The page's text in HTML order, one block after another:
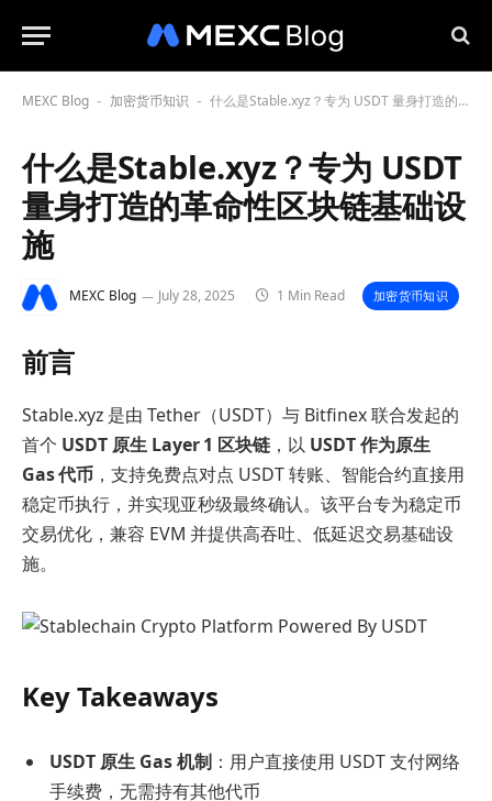
MEXC Blog - 加密货币知识 - 什么是Stable.xyz？专为 USDT 量身打造的革命性区块链基础设施
什么是Stable.xyz？专为 USDT
量身打造的革命性区块链基础设
施
MEXC Blog July 28, 2025 1 Min Read 加密货币知识
前言
Stable.xyz 是由 Tether（USDT）与 Bitfinex 联合发起的
首个 USDT 原生 Layer 1 区块链 ，以 USDT 作为原生
Gas 代币 ，支持免费点对点 USDT 转账、智能合约直接用
稳定币执行，并实现亚秒级最终确认。该平台专为稳定币
交易优化，兼容 EVM 并提供高吞吐、低延迟交易基础设
施。
Key Takeaways
USDT 原生 Gas 机制 ：用户直接使用 USDT 支付网络
手续费，无需持有其他代币